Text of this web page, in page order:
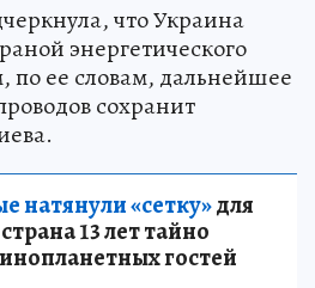
что Украина
энергетического
по ее словам, дальнейшее
сохранит
натянули «сетку»для
13 лет тайно
гостей